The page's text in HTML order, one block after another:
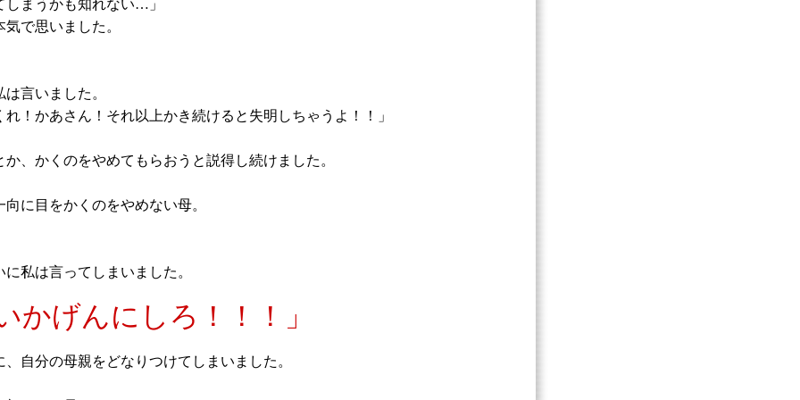
しまうかも知れない…」
で思いました。
言いました。
れ！かあさん！それ以上かき続けると失明しちゃうよ！！」
か、かくのをやめてもらおうと説得し続けました。
向に目をかくのをやめない母。
に私は言ってしまいました。
かげんにしろ！！！」
、自分の母親をどなりつけてしまいました。